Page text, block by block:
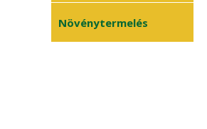
Növénytermelés